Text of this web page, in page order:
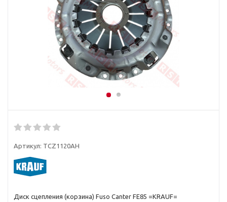
Артикул: TCZ1120AH
Диск сцепления (корзина) Fuso Canter FE85 =KRAUF=